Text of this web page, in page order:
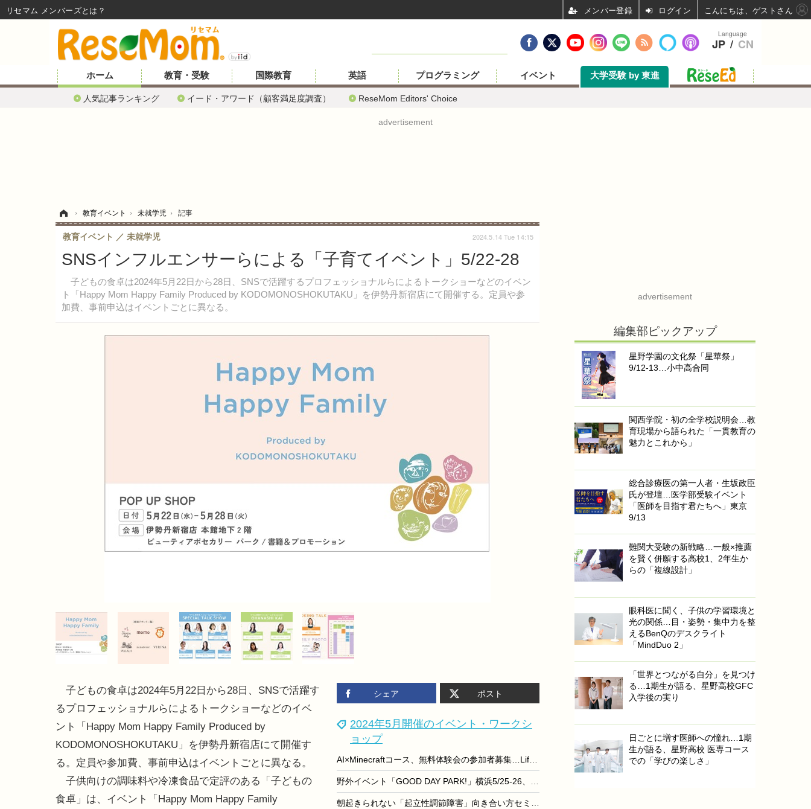
ホーム
人気記事ランキング イード・アワード（顧客満足度調査） ReseMom Editors' Choice
教育・受験 国際教育 英語 プログラミング イベント 大学受験 by 東進
advertisement
› 教育イベント › 未就学児 › 記事
SNSインフルエンサーらによる「子育てイベント」5/22-28
子どもの食卓は2024年5月22日から28日、SNSで活躍するプロフェッショナルらによるトークショーなどのイベン
ト「Happy Mom Happy Family Produced by KODOMONOSHOKUTAKU」を伊勢丹新宿店にて開催する。定員や参
加費、事前申込はイベントごとに異なる。
教育イベント 未就学児 2024.5.14 Tue 14:15
シェア ポスト
2024年5月開催のイベント・ワークシ
ョップ
AI×Minecraftコース、無料体験会の参加者募集…Life is Tech!
野外イベント「GOOD DAY PARK!」横浜5/25-26、前夜祭も
朝起きられない「起立性調節障害」向き合い方セミナー
子どもの食卓は2024年5月22日から28日、SNSで活躍す
るプロフェッショナルらによるトークショーなどのイベ
ント「Happy Mom Happy Family Produced by
KODOMONOSHOKUTAKU」を伊勢丹新宿店にて開催す
る。定員や参加費、事前申込はイベントごとに異なる。
子供向けの調味料や冷凍食品で定評のある「子どもの
食卓」は、イベント「Happy Mom Happy Family
advertisement
編集部ピックアップ
星野学園の文化祭「星華祭」
9/12-13…小中高合同
関西学院・初の全学校説明会…教
育現場から語られた「一貫教育の
魅力とこれから」
総合診療医の第一人者・生坂政臣
氏が登壇…医学部受験イベント
「医師を目指す君たちへ」東京
9/13
難関大受験の新戦略…一般×推薦
を賢く併願する高校1、2年生か
らの「複線設計」
眼科医に聞く、子供の学習環境と
光の関係…目・姿勢・集中力を整
えるBenQのデスクライト
「MindDuo 2」
「世界とつながる自分」を見つけ
る…1期生が語る、星野高校GFC
入学後の実り
日ごとに増す医師への憧れ…1期
生が語る、星野高校 医専コース
での「学びの楽しさ」
Language
JP / CN
リセマム メンバーズ ログイン こんにちは、ゲストさん